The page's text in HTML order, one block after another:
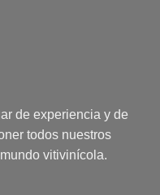
de experiencia y de
todos nuestros
vitivinícola.